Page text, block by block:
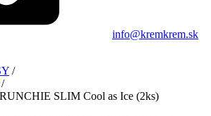
info@kremkrem.sk
/
/
SLIM Cool as Ice (2ks)